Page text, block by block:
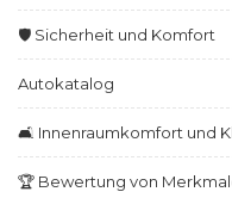
🛡️ Sicherheit und Komfort
Autokatalog
🛋️ Innenraumkomfort und
🏆 Bewertung von